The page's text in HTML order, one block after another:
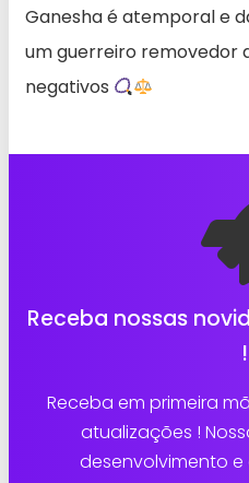
Ganesha é atemporal e
um guerreiro removedor
negativos
Receba nossas
!
Receba em primeira
atualizações !
desenvolvimento